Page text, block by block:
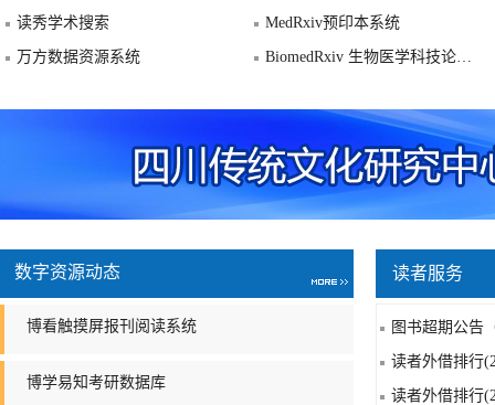
读秀学术搜索
万方数据资源系统
MedRxiv预印本系统
BiomedRxiv 生物医学科技论文预印本系统
数字资源动态
博看触摸屏报刊阅读系统
博学易知考研数据库
读者服务
图书超期公告
读者外借排行
读者外借排行